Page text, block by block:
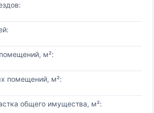
м²:
помещений, м²:
общего имущества, м²: